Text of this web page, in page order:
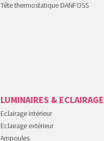
Tête thermostatique DANFOSS
LUMINAIRES & ECLAIRAGE
Eclairage intérieur
Eclairage extérieur
Ampoules